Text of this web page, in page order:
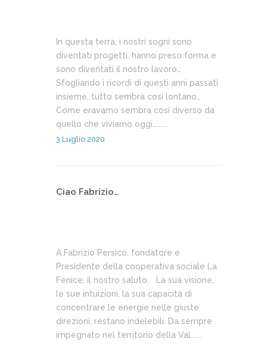
In questa terra, i nostri sogni sono
diventati progetti, hanno preso forma e
sono diventati il nostro lavoro…
Sfogliando i ricordi di questi anni passati
insieme, tutto sembra così lontano…
Come eravamo sembra così diverso da
quello che viviamo oggi…......
3 Luglio 2020
Ciao Fabrizio…
A Fabrizio Persico, fondatore e
Presidente della cooperativa sociale La
Fenice, il nostro saluto. La sua visione,
le sue intuizioni, la sua capacità di
concentrare le energie nelle giuste
direzioni, restano indelebili. Da sempre
impegnato nel territorio della Val......